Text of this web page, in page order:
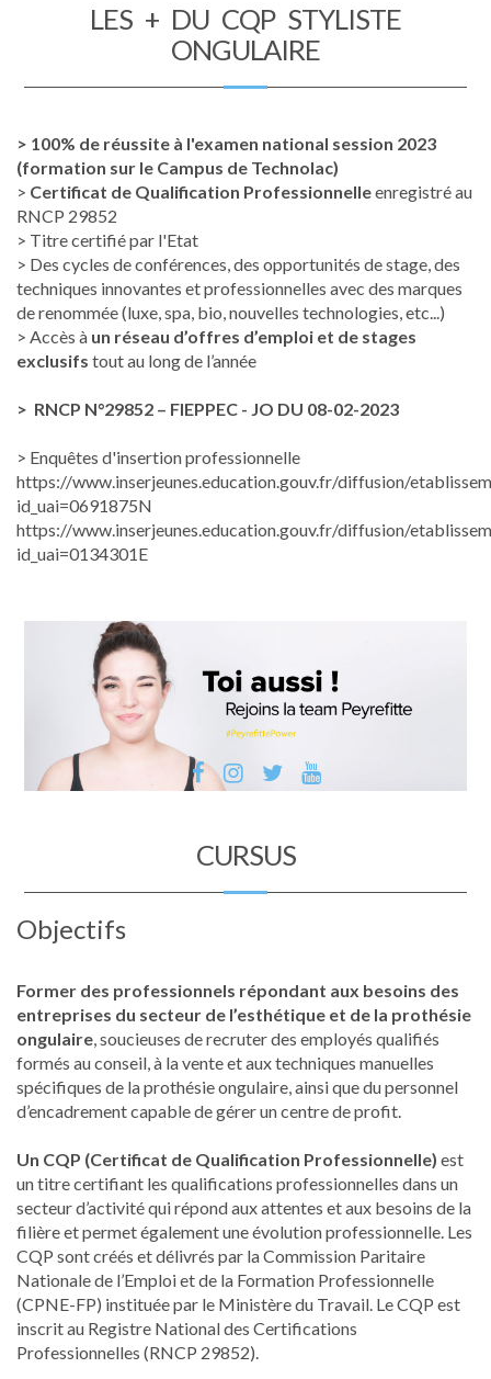
LES + DU CQP STYLISTE
ONGULAIRE
> 100% de réussite à l'examen national session 2023
(formation sur le Campus de Technolac)
> Certificat de Qualification Professionnelleenregistré au
RNCP 29852
> Titre certifié par l'Etat
> Des cycles de conférences, des opportunités de stage, des
techniques innovantes et professionnelles avec des marques
de renommée (luxe, spa, bio, nouvelles technologies, etc...)
> Accès à un réseau d’offres d’emploi et de stages
exclusifs tout au long de l’année
> RNCP N°29852 – FIEPPEC - JO DU 08-02-2023
> Enquêtes d'insertion professionnelle
https://www.inserjeunes.education.gouv.fr/diffusion/
id_uai=0691875N
https://www.inserjeunes.education.gouv.fr/diffusion/
id_uai=0134301E
CURSUS
Objectifs
Former des professionnels répondant aux besoins des
entreprises du secteur de l’esthétique et de la prothésie
ongulaire, soucieuses de recruter des employés qualifiés
formés au conseil, à la vente et aux techniques manuelles
spécifiques de la prothésie ongulaire, ainsi que du personnel
d’encadrement capable de gérer un centre de profit.
Un CQP (Certificat de Qualification Professionnelle) est
un titre certifiant les qualifications professionnelles dans un
secteur d’activité qui répond aux attentes et aux besoins de la
filière et permet également une évolution professionnelle. Les
CQP sont créés et délivrés par la Commission Paritaire
Nationale de l’Emploi et de la Formation Professionnelle
(CPNE-FP) instituée par le Ministère du Travail. Le CQP est
inscrit au Registre National des Certifications
Professionnelles (RNCP 29852).